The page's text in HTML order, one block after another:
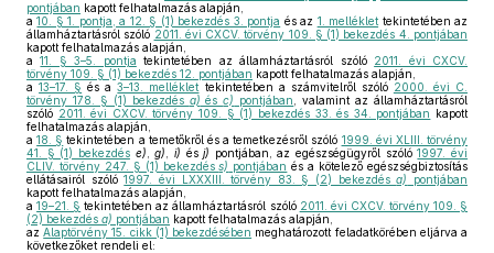
pontjában kapott felhatalmazás alapján,
a10. § 1. pontja, a 12. § (1) bekezdés 3. pontja és az 1. melléklet tekintetében az
államháztartásról szóló 2011. évi CXCV. törvény 109. § (1) bekezdés 4. pontjában
kapott felhatalmazás alapján,
a11. § 3–5. pontja tekintetében az államháztartásról szóló 2011. évi CXCV.
törvény 109. § (1) bekezdés 12. pontjában kapott felhatalmazás alapján,
a13–17. § és a3–13. melléklet tekintetében a számvitelről szóló 2000. évi C.
törvény 178. § (1) bekezdés a) ésc) pontjában
, valamint az államháztartásról
szóló 2011. évi CXCV. törvény 109. § (1) bekezdés 33. és 34. pontjában kapott
felhatalmazás alapján,
a18. § tekintetében a temetőkről és a temetkezésről szóló 1999. évi XLIII. törvény
41. § (1) bekezdés e) ,g) i) ésj) pontjában, az egészségügyről szóló1997. évi
CLIV. törvény 247. § (1) bekezdéss) pontjában és a kötelező egészségbiztosítás
ellátásairól szóló1997. évi LXXXIII. törvény 83. § (2) bekezdésa)
pontjában
kapott felhatalmazás alapján,
a19–21. § tekintetében az államháztartásról szóló 2011. évi CXCV. törvény 109. §
(2) bekezdés a) pontjában kapott felhatalmazás alapján,
azAlaptörvény 15. cikk (1) bekezdésében meghatározott feladatkörében eljárva a
következőket rendeli el: